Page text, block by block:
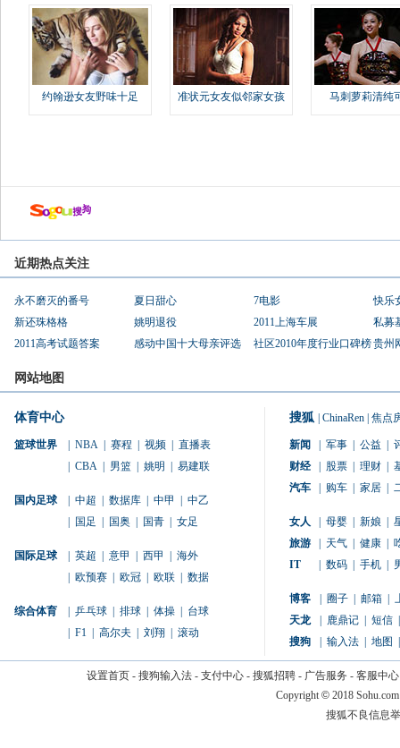
约翰逊女友野味十足 准状元女友似邻家女孩 马刺萝莉清纯
近期热点关注
永不磨灭的番号 夏日甜心 7电影
快乐
新还珠格格
姚明退役 2011上海车展
私募
2011高考试题答案
感动中国十大母亲评选 社区2010年度行业口碑榜贵州
网站地图
体育中心
篮球世界 NBA 赛程 视频
直播表
CBA 男篮 姚明 易建联
国内足球 中超 数据库 中甲
中乙
国足 国奥 国青 女足
国际足球 英超 意甲 西甲
海外
欧预赛 欧冠 欧联 数据
综合体育 乒乓球 排球 体操
台球
F1 高尔夫 刘翔 滚动
搜狐 ChinaRen 焦点
新闻 军事 公益
财经
股票 理财
汽车
购车 家居
女人 母婴 新娘
旅游
天气 健康
IT
数码 手机
博客 圈子 邮箱
天龙
鹿鼎记 短信
搜狗
输入法 地图
设置首页- 搜狗输入法- 支付中心- 搜狐招聘- 广告服务 - 客服中心
Copyright © 2018
搜狐不良信息